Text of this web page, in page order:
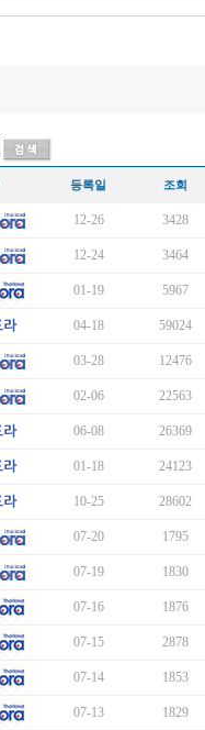
등록일 조회
12-26 3428
12-24 3464
01-19 5967
04-18 59024
03-28 12476
02-06 22563
06-08 26369
01-18 24123
10-25 28602
07-20 1795
07-19 1830
07-16 1876
07-15 2878
07-14 1853
07-13 1829